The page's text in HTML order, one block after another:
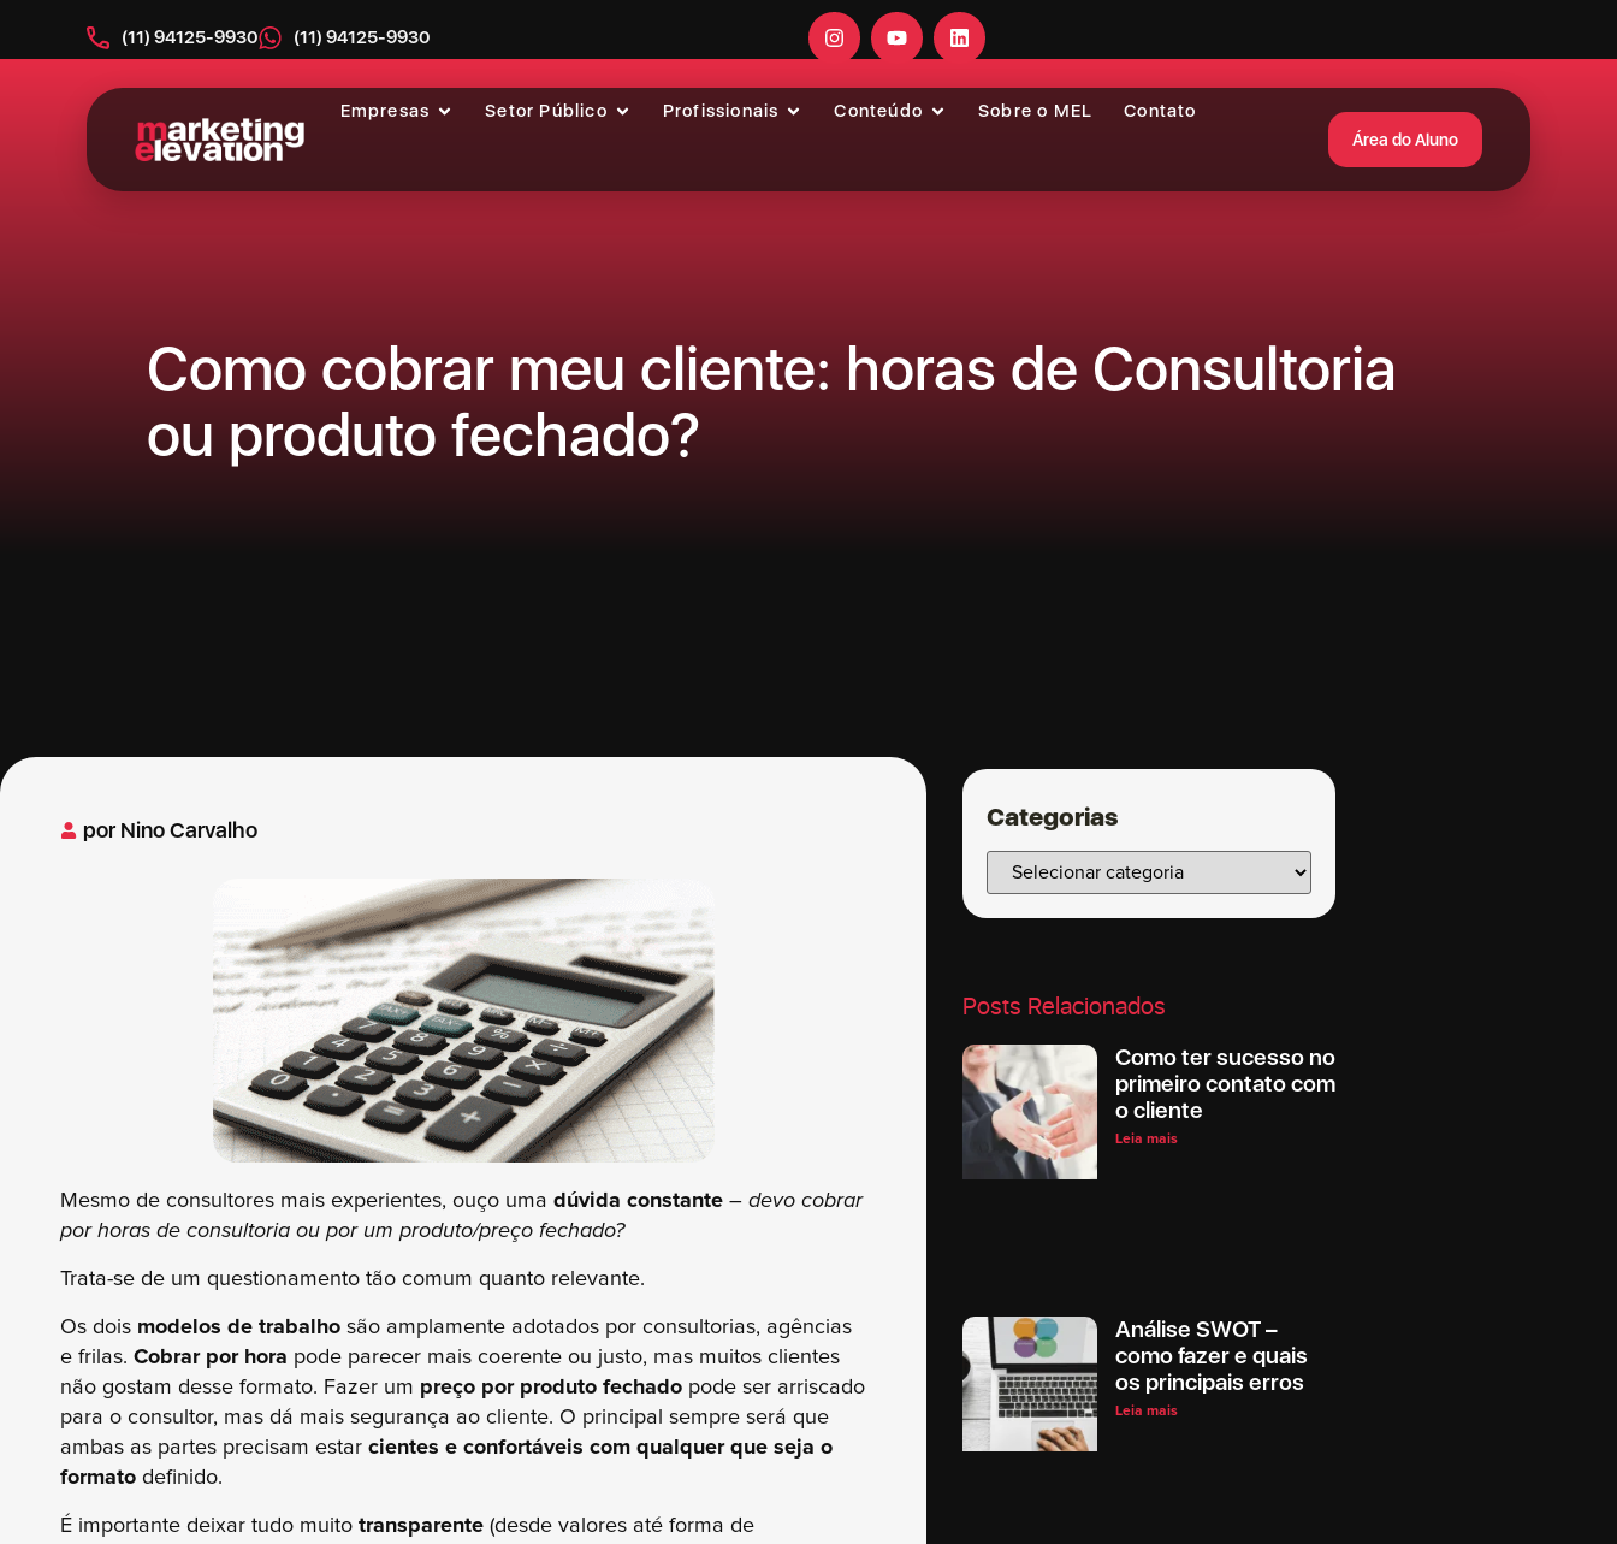
(11) 94125-9930 (11) 94125-9930
Empresas Setor Público Profissionais Conteúdo Sobre o MEL Contato
Área do Aluno
Como cobrar meu cliente: horas de Consultoria
ou produto fechado?
por Nino Carvalho
Mesmo de consultores mais experientes, ouço uma dúvida constante – devo cobrar
por horas de consultoria ou por um produto/preço fechado?
Trata-se de um questionamento tão comum quanto relevante.
Os dois modelos de trabalho são amplamente adotados por consultorias, agências
e frilas. Cobrar por hora pode parecer mais coerente ou justo, mas muitos clientes
não gostam desse formato. Fazer um preço por produto fechado pode ser arriscado
para o consultor, mas dá mais segurança ao cliente. O principal sempre será que
ambas as partes precisam estar cientes e confortáveis com qualquer que seja o
formato definido.
É importante deixar tudo muito transparente (desde valores até forma de
Categorias
Posts Relacionados
Como ter sucesso no
primeiro contato com
o cliente
Leia mais
Análise SWOT –
como fazer e quais
os principais erros
Leia mais